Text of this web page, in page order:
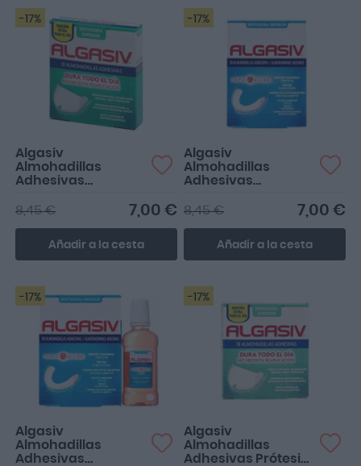
-17%
Algasiv
Almohadillas
Adhesivas
Superior 18 uds
7,00 €
8,45 €
Añadir a la cesta
-17%
Algasiv
Almohadillas
Adhesivas
7,00 €
8,45 €
Añadir a la cesta
-17%
Algasiv
Almohadillas
Adhesivas
-17%
Algasiv
Almohadillas
Adhesivas Prótesis